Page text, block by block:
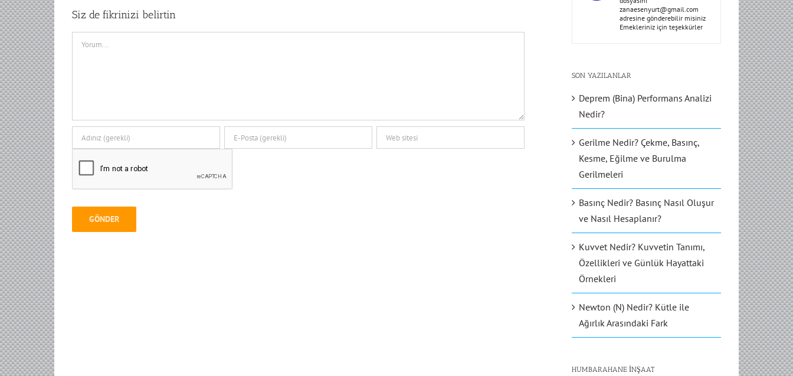
Siz de fikrinizi belirtin
Comment
zanaesenyurt@gmail.com
adresine gönderebilir misiniz
Emekleriniz için teşekkürler
SON YAZILANLAR
Deprem (Bina) Performans Analizi
Nedir?
Gerilme Nedir? Çekme, Basınç,
Kesme, Eğilme ve Burulma
Gerilmeleri
Basınç Nedir? Basınç Nasıl Oluşur
ve Nasıl Hesaplanır?
Kuvvet Nedir? Kuvvetin Tanımı,
Özellikleri ve Günlük Hayattaki
Örnekleri
Newton (N) Nedir? Kütle ile
Ağırlık Arasındaki Fark
HUMBARAHANE İNŞAAT